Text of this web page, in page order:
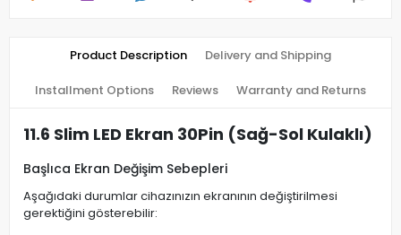
Product Description Delivery and Shipping
Installment Options Reviews Warranty and Returns
11.6 Slim LED Ekran 30Pin (Sağ-Sol Kulaklı)
Başlıca Ekran Değişim Sebepleri
Aşağıdaki durumlar cihazınızın ekranının değiştirilmesi
gerektiğini gösterebilir: